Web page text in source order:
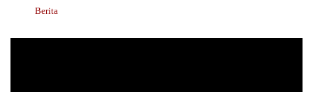
Berita